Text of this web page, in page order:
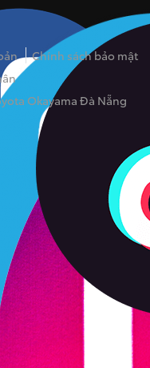
Chính sách bảo mật
Okayama Đà Nẵng